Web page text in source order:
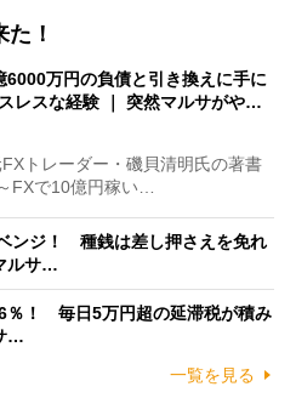
！
6000万円の負債と引き換えに手に
レスな経験 ｜ 突然マルサがや…
トレーダー・磯貝清明氏の著書
FXで10億円稼い…
ンジ！ 種銭は差し押さえを免れ
ルサ…
％！ 毎日5万円超の延滞税が積み
…
一覧を見る